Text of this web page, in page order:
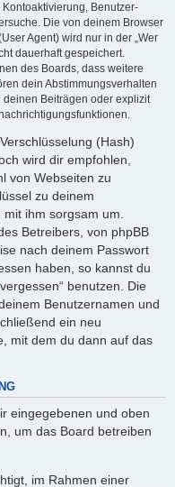
Benutzer-
Die von deinem Browser
Agent) wird nur in der „Wer
dauerhaft gespeichert.
des Boards, dass weitere
dein Abstimmungsverhalten
deinen Beiträgen oder explizit
(Hash)
wird dir empfohlen,
von Webseiten zu
zu deinem
ihm sorgsam um.
Betreibers, von phpBB
nach deinem Passwort
haben, so kannst du
benutzen. Die
Benutzernamen und
ein neu
mit dem du dann auf das
eingegebenen und oben
um das Board betreiben
im Rahmen einer